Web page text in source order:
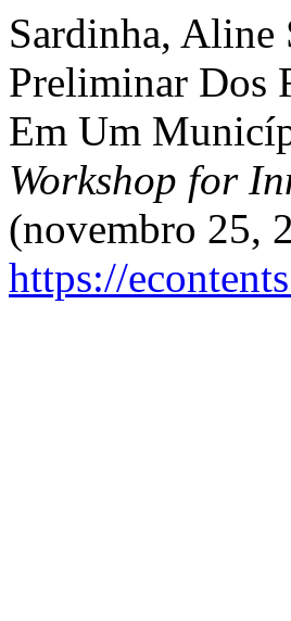
Sardinha, Aline
Preliminar Dos
Em Um
Workshop for
(novembro 25,
https://